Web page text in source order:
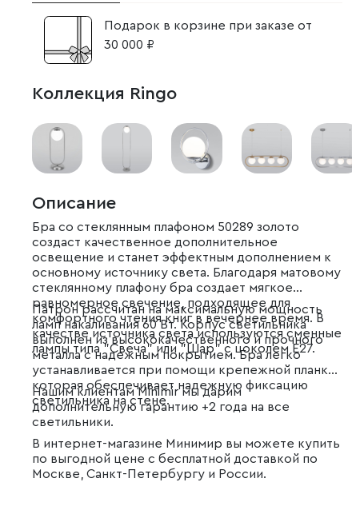
Подарок в корзине при заказе от
30 000 ₽
Коллекция Ringo
Описание
Бра со стеклянным плафоном 50289 золото
создаст качественное дополнительное
освещение и станет эффектным дополнением к
основному источнику света. Благодаря матовому
стеклянному плафону бра создает мягкое
равномерное свечение, подходящее для
комфортного чтения книг в вечернее время. В
качестве источника света используются сменные
лампы типа "Свеча" или "Шар" с цоколем Е27.
Патрон рассчитан на максимальную мощность
ламп накаливания 60 Вт. Корпус светильника
выполнен из высококачественного и прочного
металла с надежным покрытием. Бра легко
устанавливается при помощи крепежной планки,
которая обеспечивает надежную фиксацию
светильника на стене.
Нашим клиентам Minimir мы дарим
дополнительную гарантию +2 года на все
светильники.
В интернет-магазине Минимир вы можете купить
по выгодной цене с бесплатной доставкой по
Москве, Санкт-Петербургу и России.